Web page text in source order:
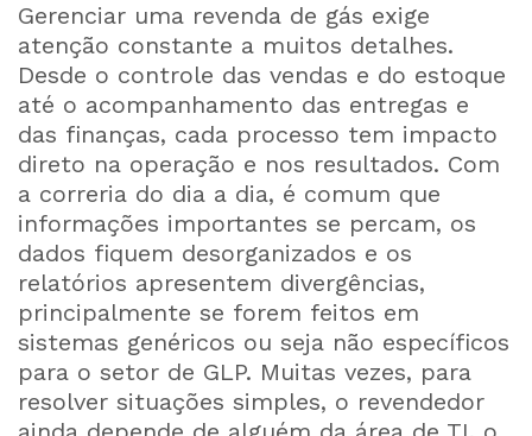
Gerenciar uma revenda de gás exige
atenção constante a muitos detalhes.
Desde o controle das vendas e do estoque
até o acompanhamento das entregas e
das finanças, cada processo tem impacto
direto na operação e nos resultados. Com
a correria do dia a dia, é comum que
informações importantes se percam, os
dados fiquem desorganizados e os
relatórios apresentem divergências,
principalmente se forem feitos em
sistemas genéricos ou seja não específicos
para o setor de GLP. Muitas vezes, para
resolver situações simples, o revendedor